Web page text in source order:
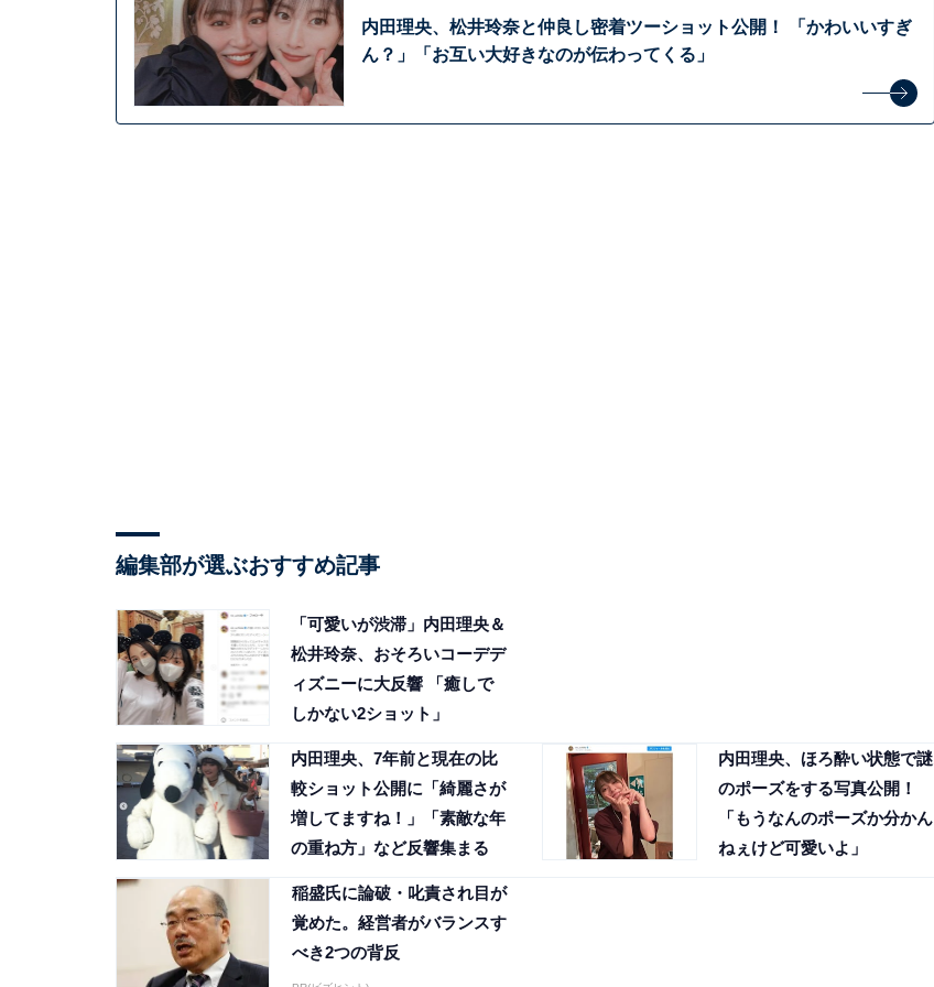
内田理央、松井玲奈と仲良し密着ツーショット公開！ 「かわいいすぎ
ん？」「お互い大好きなのが伝わってくる」
編集部が選ぶおすすめ記事
「可愛いが渋滞」内田理央＆
松井玲奈、おそろいコーデデ
ィズニーに大反響 「癒しで
しかない2ショット」
内田理央、7年前と現在の比
較ショット公開に「綺麗さが
増してますね！」「素敵な年
の重ね方」など反響集まる
内田理央、ほろ酔い状態で謎
のポーズをする写真公開！
「もうなんのポーズか分かん
ねぇけど可愛いよ」
稲盛氏に論破・叱責され目が
覚めた。経営者がバランスす
べき2つの背反